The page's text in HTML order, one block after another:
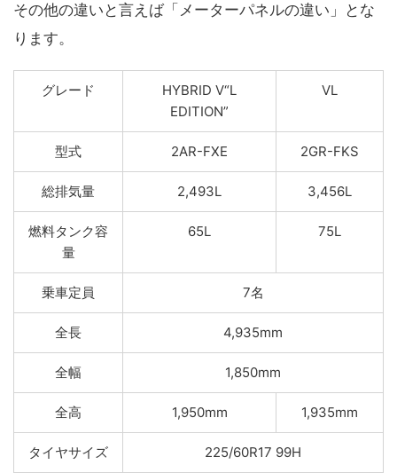
その他の違いと言えば「メーターパネルの違い」とな
ります。
グレード
HYBRID V“L
EDITION”
VL
型式 2AR-FXE 2GR-FKS
総排気量 2,493L 3,456L
燃料タンク容
量
65L 75L
乗車定員 7名
全長 4,935mm
全幅 1,850mm
全高 1,950mm 1,935mm
タイヤサイズ 225/60R17 99H